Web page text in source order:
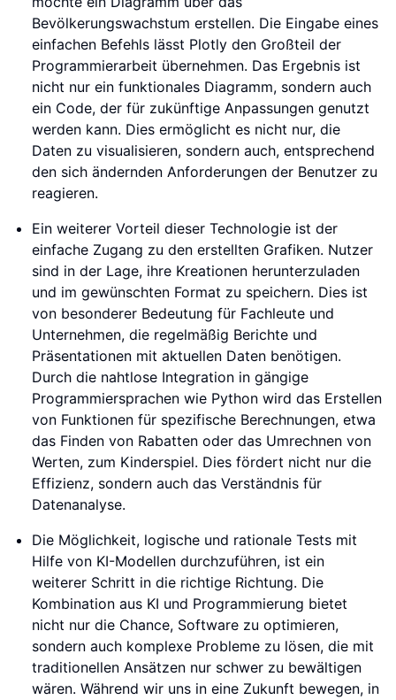
Bevölkerungswachstum erstellen. Die Eingabe eines
einfachen Befehls lässt Plotly den Großteil der
Programmierarbeit übernehmen. Das Ergebnis ist
nicht nur ein funktionales Diagramm, sondern auch
ein Code, der für zukünftige Anpassungen genutzt
werden kann. Dies ermöglicht es nicht nur, die
Daten zu visualisieren, sondern auch, entsprechend
den sich ändernden Anforderungen der Benutzer zu
reagieren.
Ein weiterer Vorteil dieser Technologie ist der
einfache Zugang zu den erstellten Grafiken. Nutzer
sind in der Lage, ihre Kreationen herunterzuladen
und im gewünschten Format zu speichern. Dies ist
von besonderer Bedeutung für Fachleute und
Unternehmen, die regelmäßig Berichte und
Präsentationen mit aktuellen Daten benötigen.
Durch die nahtlose Integration in gängige
Programmiersprachen wie Python wird das Erstellen
von Funktionen für spezifische Berechnungen, etwa
das Finden von Rabatten oder das Umrechnen von
Werten, zum Kinderspiel. Dies fördert nicht nur die
Effizienz, sondern auch das Verständnis für
Datenanalyse.
Die Möglichkeit, logische und rationale Tests mit
Hilfe von KI-Modellen durchzuführen, ist ein
weiterer Schritt in die richtige Richtung. Die
Kombination aus KI und Programmierung bietet
nicht nur die Chance, Software zu optimieren,
sondern auch komplexe Probleme zu lösen, die mit
traditionellen Ansätzen nur schwer zu bewältigen
wären. Während wir uns in eine Zukunft bewegen, in